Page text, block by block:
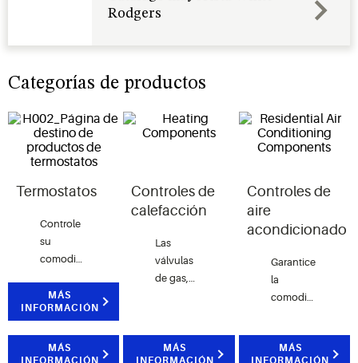
Rodgers
Categorías de productos
Termostatos
Controle
su
comodidad
practicidad
cualquier
MÁS
INFORMACIÓN
MÁS
INFORMACIÓN
Controles de
calefacción
Las
válvulas
de gas,
módulos
MÁS
INFORMACIÓN
Controles de
aire
acondicionado
Garantice
la
comodidad,
eficiencia con
MÁS
INFORMACIÓN